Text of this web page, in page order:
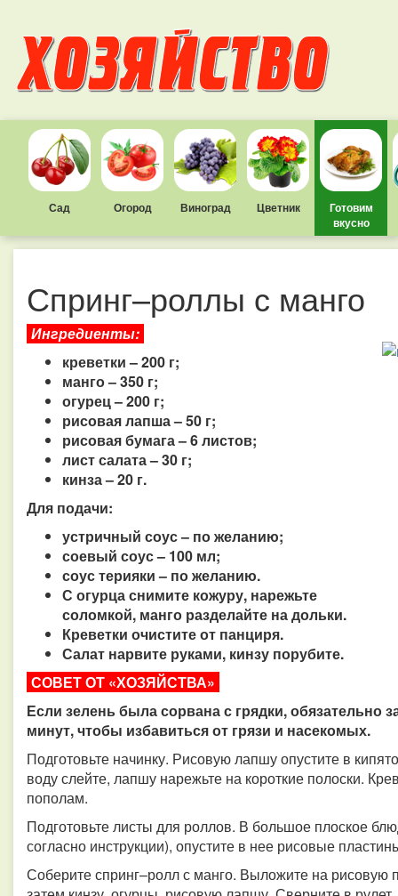
Сад Огород Виноград Цветник
Готовим
вкусно
Спринг–роллы с манго
Ингредиенты:
креветки – 200 г;
манго – 350 г;
огурец – 200 г;
рисовая лапша – 50 г;
рисовая бумага – 6 листов;
лист салата – 30 г;
кинза – 20 г.
Для подачи:
устричный соус – по желанию;
соевый соус – 100 мл;
соус терияки – по желанию.
С огурца снимите кожуру, нарежьте
соломкой, манго разделайте на дольки.
Креветки очистите от панциря.
Салат нарвите руками, кинзу порубите.
СОВЕТ ОТ «ХОЗЯЙСТВА»
Если зелень была сорвана с грядки, обязательно
минут, чтобы избавиться от грязи и насекомых.
Подготовьте начинку. Рисовую лапшу опустите в
воду слейте, лапшу нарежьте на короткие полоски.
пополам.
Подготовьте листы для роллов. В большое плоское
согласно инструкции), опустите в нее рисовые
Соберите спринг–ролл с манго. Выложите на рисовую